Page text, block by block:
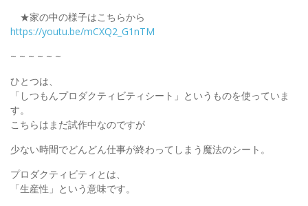
★家の中の様子はこちらから
https://youtu.be/mCXQ2_G1nTM
~ ~ ~ ~ ~ ~
ひとつは、
「しつもんプロダクティビティシート」というものを使っていま
す。
こちらはまだ試作中なのですが
少ない時間でどんどん仕事が終わってしまう魔法のシート。
プロダクティビティとは、
「生産性」という意味です。